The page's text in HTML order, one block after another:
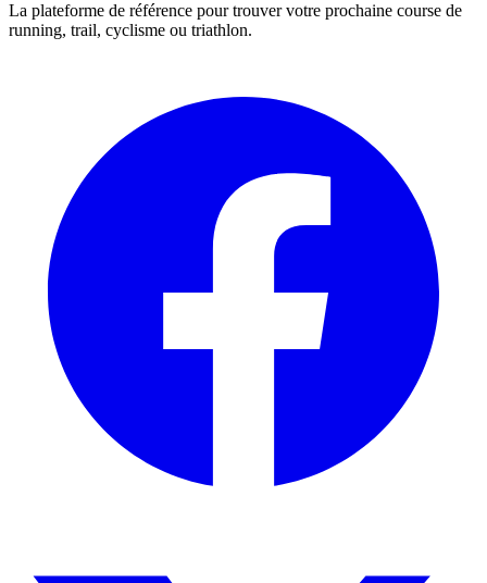
La plateforme de référence pour trouver votre prochaine course de
running, trail, cyclisme ou triathlon.